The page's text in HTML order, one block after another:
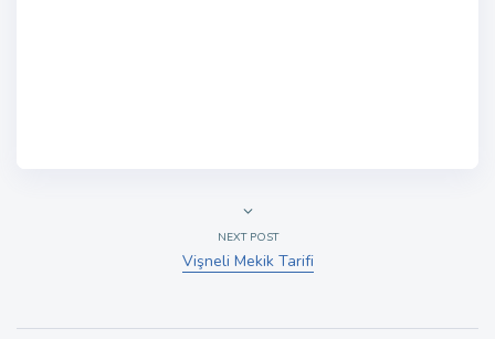
NEXT POST
Vişneli Mekik Tarifi